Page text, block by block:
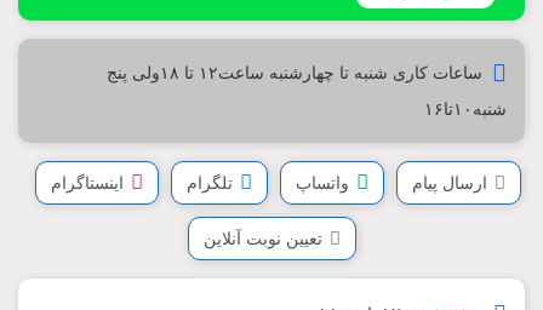
ساعات کاری شنبه تا چهارشنبه ساعت۱۲ تا ۱۸ولی پنج
شنبه۱۰تا۱۶
ارسال پیام واتساپ تلگرام اینستاگرام
تعیین نوبت آنلاین